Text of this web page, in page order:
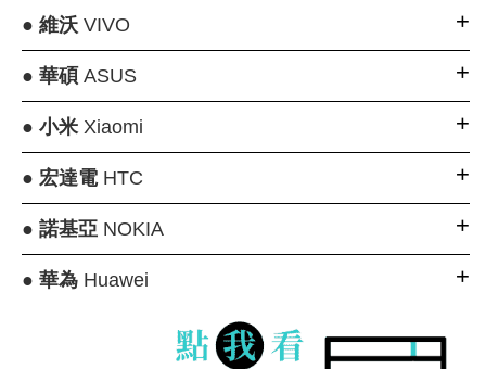
● 維沃VIVO
● 華碩 ASUS
● 小米Xiaomi
● 宏達電HTC
● 諾基亞NOKIA
● 華為Huawei